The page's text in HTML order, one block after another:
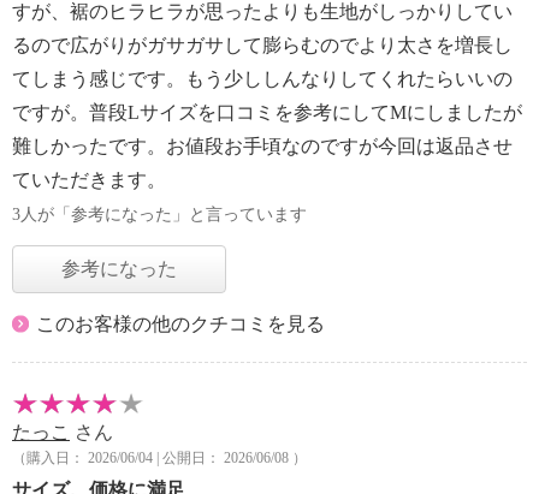
すが、裾のヒラヒラが思ったよりも生地がしっかりしてい
るので広がりがガサガサして膨らむのでより太さを増長し
てしまう感じです。もう少ししんなりしてくれたらいいの
ですが。普段Lサイズを口コミを参考にしてМにしましたが
難しかったです。お値段お手頃なのですが今回は返品させ
ていただきます。
3人が「参考になった」と言っています
参考になった
このお客様の他のクチコミを見る
たっこ さん
（購入日： 2026/06/04 | 公開日： 2026/06/08 ）
サイズ、価格に満足